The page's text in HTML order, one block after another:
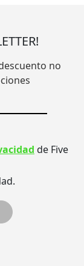
no
de Five